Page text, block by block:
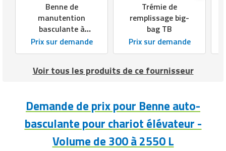
Benne de
manutention
basculante à
palonnier
Prix sur demande
Trémie de
remplissage big-
bag TB
Prix sur demande
Voir tous les produits de ce fournisseur
Demande de prix pour Benne auto-
basculante pour chariot élévateur -
Volume de 300 à 2550 L